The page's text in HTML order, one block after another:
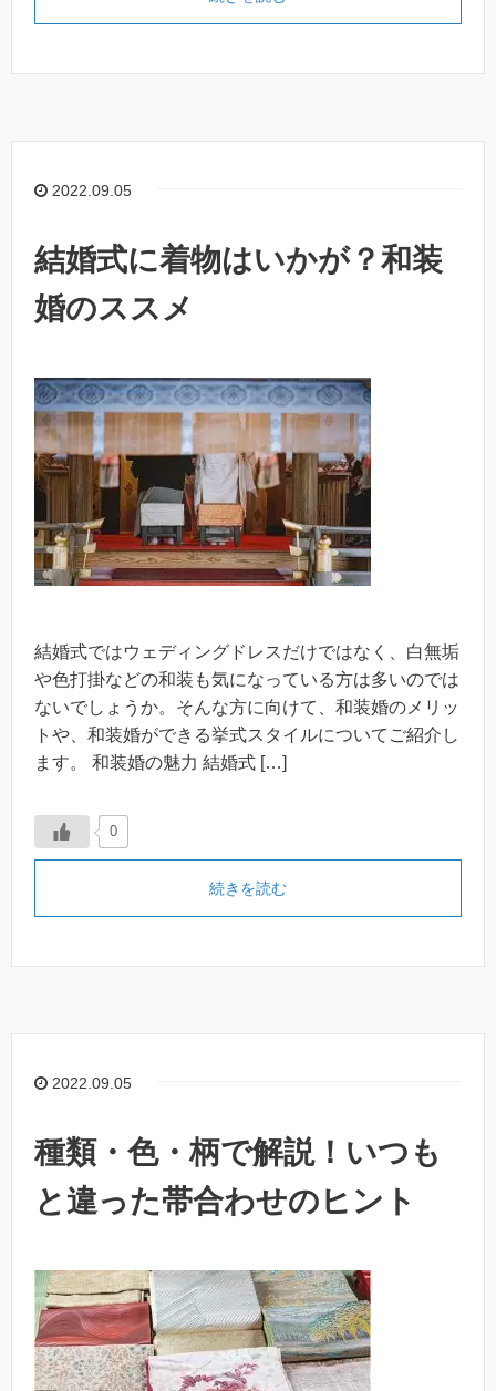
2022.09.05
結婚式に着物はいかが？和装
婚のススメ
結婚式ではウェディングドレスだけではなく、白無垢
や色打掛などの和装も気になっている方は多いのでは
ないでしょうか。そんな方に向けて、和装婚のメリッ
トや、和装婚ができる挙式スタイルについてご紹介し
ます。 和装婚の魅力 結婚式 […]
0
続きを読む
2022.09.05
種類・色・柄で解説！いつも
と違った帯合わせのヒント